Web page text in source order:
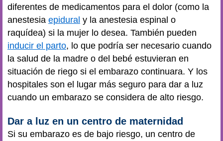
diferentes de medicamentos para el dolor (como la
anestesia epidural y la anestesia espinal o
raquídea) si la mujer lo desea. También pueden
inducir el parto, lo que podría ser necesario cuando
la salud de la madre o del bebé estuvieran en
situación de riego si el embarazo continuara. Y los
hospitales son el lugar más seguro para dar a luz
cuando un embarazo se considera de alto riesgo.
Dar a luz en un centro de maternidad
Si su embarazo es de bajo riesgo, un centro de